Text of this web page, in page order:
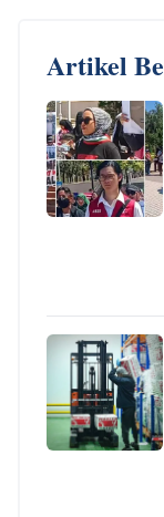
Artikel